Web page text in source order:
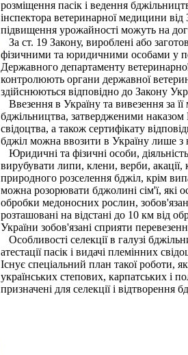
розміщення пасік і ведення
інспектора ветеринарної медицини
підвищення урожайності можуть на
За ст. 19 Закону, вироблені або
фізичними та юридичними особами у
Державного департаменту
контролюють органи державної
здійснюються відповідно до Закону
Ввезення в Україну та вивезення за
бджільництва, затвердженими наказом
свідоцтва, а також сертифікату
бджіл можна ввозити в Україну лише з
Юридичні та фізичні особи,
вирубувати липи, клени, верби, акації,
природного розселення бджіл, крім
можна розорювати бджолині сім'ї, які
обробки медоносних рослин,
розташовані на відстані до 10 км від
України зобов'язані сприяти
Особливості селекції в галузі
атестації пасік і видачі племінних
Існує спеціальний план такої роботи,
українських степових, карпатських і
призначені для селекції і відтворення